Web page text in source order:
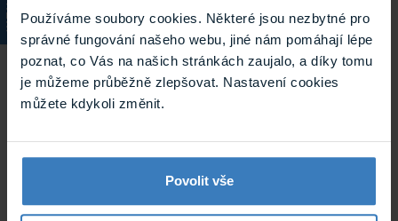
Používáme soubory cookies. Některé jsou nezbytné pro
správné fungování našeho webu, jiné nám pomáhají lépe
poznat, co Vás na našich stránkách zaujalo, a díky tomu
je můžeme průběžně zlepšovat. Nastavení cookies
můžete kdykoli změnit.
Povolit vše
Hrnek s logem Pandora.
PANDORA MUG